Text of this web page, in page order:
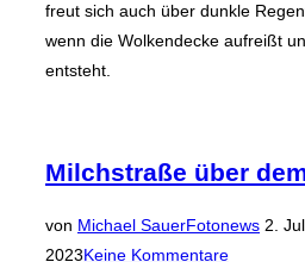
freut sich auch über dunkle
wenn die Wolkendecke aufreißt
entsteht.
Milchstraße über
von Michael SauerFotonews 2.
2023Keine Kommentare